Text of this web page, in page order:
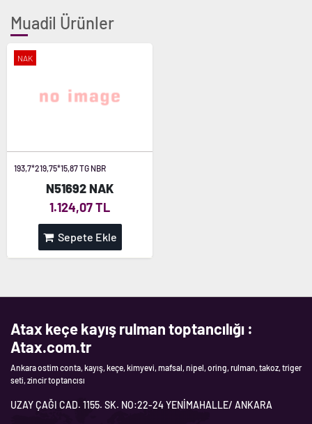
Muadil Ürünler
NAK
193,7*219,75*15,87 TG NBR
N51692 NAK
1.124,07 TL
Sepete Ekle
Atax keçe kayış rulman toptancılığı :
Atax.com.tr
Ankara ostim conta, kayış, keçe, kimyevi, mafsal, nipel, oring, rulman, takoz, triger
seti, zincir toptancısı
UZAY ÇAĞI CAD. 1155. SK. NO:22-24 YENİMAHALLE/ ANKARA